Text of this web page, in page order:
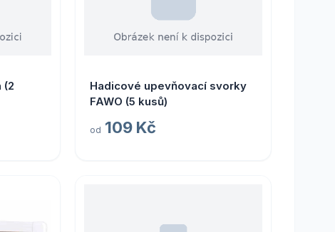
(2
Hadicové upevňovací svorky
FAWO (5 kusů)
od 109 Kč